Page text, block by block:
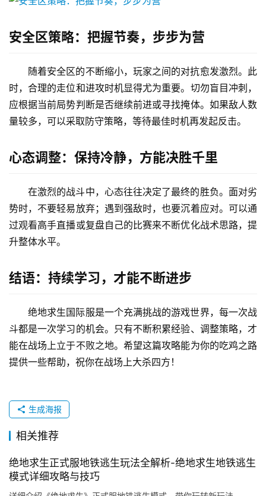
论是四排还是单人作战，良好的沟通和配合都能大大提高生
进行火力支援。同时，也要注意观察队友的位置，避免被敌
人逐个击破。
安全区策略：把握节奏，步步为营
随着安全区的不断缩小，玩家之间的对抗愈发激烈。此
时，合理的走位和进攻时机显得尤为重要。切勿盲目冲刺，
应根据当前局势判断是否继续前进或寻找掩体。如果敌人数
量较多，可以采取防守策略，等待最佳时机再发起反击。
心态调整：保持冷静，方能决胜千里
在激烈的战斗中，心态往往决定了最终的胜负。面对劣
势时，不要轻易放弃；遇到强敌时，也要沉着应对。可以通
过观看高手直播或复盘自己的比赛来不断优化战术思路，提
升整体水平。
结语：持续学习，才能不断进步
绝地求生国际服是一个充满挑战的游戏世界，每一次战
能在战场上立于不败之地。希望这篇攻略能为你的吃鸡之路
提供一些帮助，祝你在战场上大杀四方！